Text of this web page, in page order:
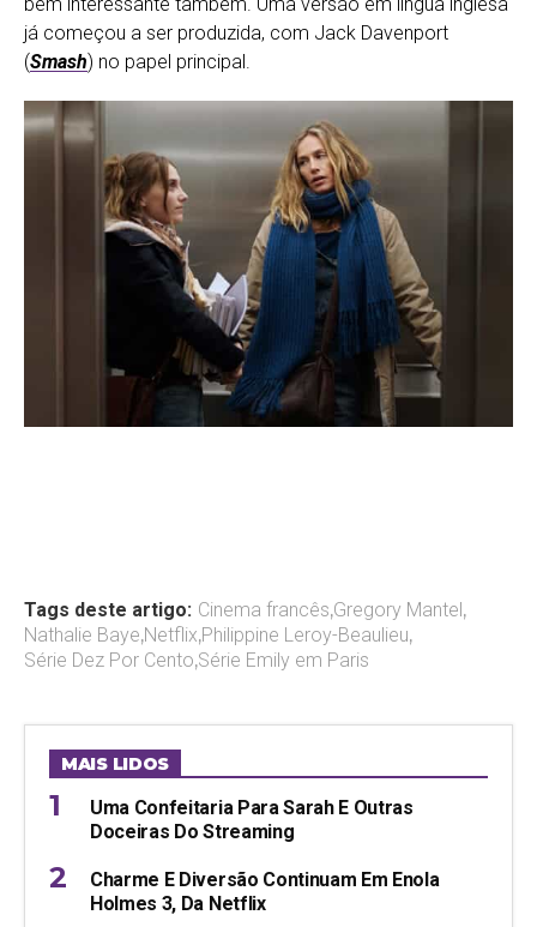
já começou a ser produzida, com Jack Davenport
(Smash) no papel principal.
Tags deste artigo: Cinema francês,Gregory Mantel,
Nathalie Baye,Netflix,Philippine Leroy-Beaulieu,
Série Dez Por Cento,Série Emily em Paris
MAIS LIDOS
Uma Confeitaria Para Sarah E Outras
Doceiras Do Streaming
Charme E Diversão Continuam Em Enola
Holmes 3, Da Netflix